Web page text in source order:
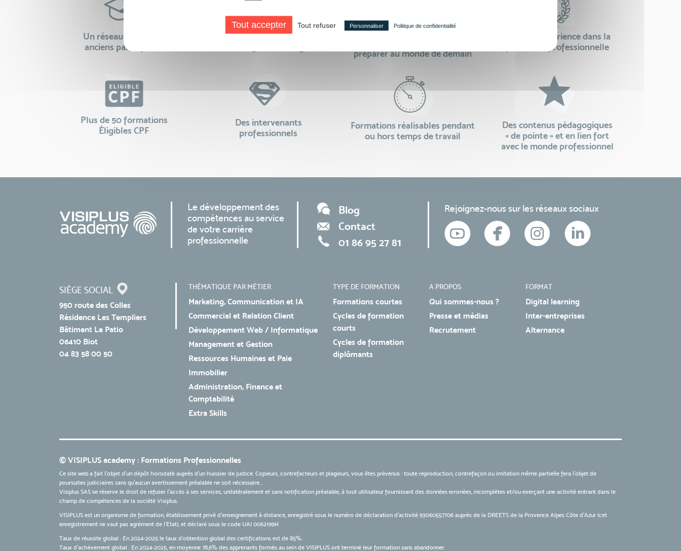
Un réseau de 22 000
anciens participants
100% des formations réalisables
préparer au monde de demain
24 ans d'expérience dans la
formation professionnelle
Plus de 50 formations
Éligibles CPF
Des intervenants
professionnels
Formations réalisables pendant
ou hors temps de travail
Des contenus pédagogiques
« de pointe » et en lien fort
avec le monde professionnel
Le développement des
compétences au service
de votre carrière
professionnelle
Blog
Contact
01 86 95 27 81
Rejoignez-nous sur les réseaux sociaux
SIÈGE SOCIAL
950 route des Colles
Résidence Les Templiers
Bâtiment Le Patio
06410 Biot
04 83 58 00 50
THÉMATIQUE PAR MÉTIER
Marketing, Communication et IA
Commercial et Relation Client
Développement Web / Informatique
Management et Gestion
Ressources Humaines et Paie
Immobilier
Administration, Finance et
Comptabilité
Extra Skills
TYPE DE FORMATION
Formations courtes
Cycles de formation
courts
Cycles de formation
diplômants
A PROPOS
Qui sommes-nous ?
Presse et médias
Recrutement
FORMAT
Digital learning
Inter-entreprises
Alternance
© VISIPLUS academy : Formations Professionnelles
Ce site web a fait l'objet d'un dépôt horodaté auprès d'un huissier de justice. Copieurs, contrefacteurs et plagieurs, vous êtes prévenus : toute reproduction, contrefaçon ou imitation même partielle fera l'objet de
poursuites judiciaires sans qu’aucun avertissement préalable ne soit nécessaire...
Visiplus SAS se réserve le droit de refuser l'accès à ses services, unilatéralement et sans notification préalable, à tout utilisateur fournissant des données erronées, incomplètes et/ou exerçant une activité entrant dans le
champ de compétences de la société Visiplus.
VISIPLUS est un organisme de formation, établissement privé d’enseignement à distance, enregistré sous le numéro de déclaration d’activité 93060557706 auprès de la DREETS de la Provence Alpes Côte d’Azur (cet
enregistrement ne vaut pas agrément de l’Etat), et déclaré sous le code UAI 0062199H
Taux de réussite global : En 2024-2025 le taux d'obtention global des certifications est de 85%.
Taux d’achèvement global : En 2024-2025, en moyenne 78,6% des apprenants formés au sein de VISIPLUS ont terminé leur formation sans abandonner.
Tout accepter Tout refuser Personnaliser Politique de confidentialité